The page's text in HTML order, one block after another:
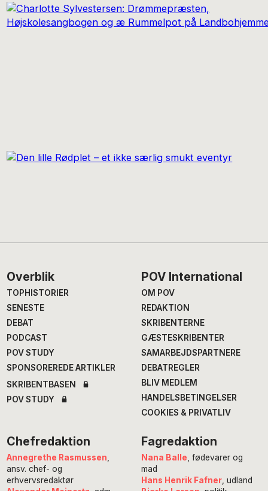
Footer
Overblik
TOPHISTORIER
SENESTE
DEBAT
PODCAST
POV STUDY
SPONSOREREDE ARTIKLER
SKRIBENTBASEN
POV STUDY
POV International
OM POV
REDAKTION
SKRIBENTERNE
GÆSTESKRIBENTER
SAMARBEJDSPARTNERE
DEBATREGLER
BLIV MEDLEM
HANDELSBETINGELSER
COOKIES & PRIVATLIV
Chefredaktion
Annegrethe Rasmussen,
ansv. chef- og
erhvervsredaktør
Fagredaktion
Nana Balle, fødevarer og
mad
Hans Henrik Fafner, udland